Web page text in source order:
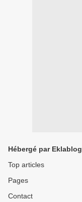
Hébergé par Eklablog
Top articles
Pages
Contact